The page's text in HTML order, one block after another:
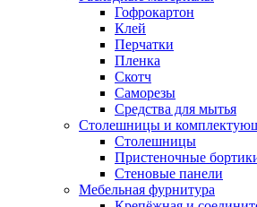
Гофрокартон
Клей
Перчатки
Пленка
Скотч
Саморезы
Средства для мытья
Столешницы и
Столешницы
Пристеночные
Стеновые панели
Мебельная фурнитура